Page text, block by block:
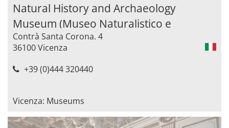
Natural History and Archaeology
Museum (Museo Naturalistico e
Archeologico)
Contrà Santa Corona. 4
36100 Vicenza
+39 (0)444 320440
Vicenza: Museums